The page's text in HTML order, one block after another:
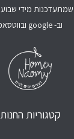
וב- google ובווטסאפ
קטגוריות החנות